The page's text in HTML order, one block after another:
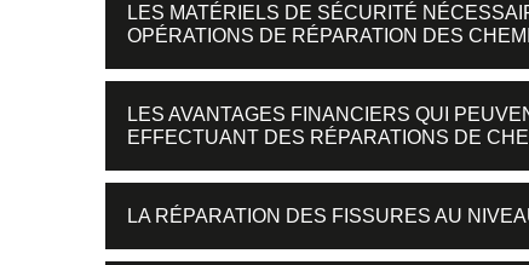
LES MATÉRIELS DE SÉCURITÉ
OPÉRATIONS DE RÉPARATION DES
LES AVANTAGES FINANCIERS QUI
EFFECTUANT DES RÉPARATIONS DE
LA RÉPARATION DES FISSURES AU